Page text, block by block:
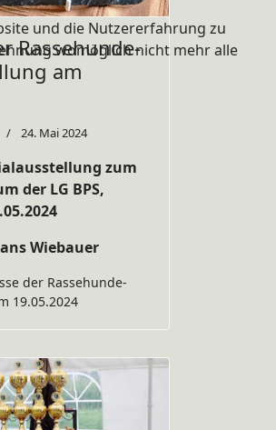
Rassehunde-
am
24. Mai 2024
zum
der LG BPS,
Wiebauer
der Rassehunde-
19.05.2024
und die Nutzererfahrung zu
womöglich nicht mehr alle